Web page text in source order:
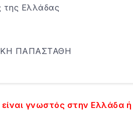
της Ελλάδας
ΠΑΠΑΣΤΑΘΗ
γνωστός στην Ελλάδα ή